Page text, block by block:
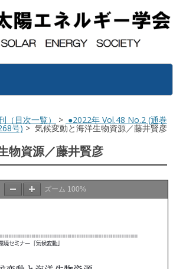
（目次一覧） > ●2022年 Vol.48 No.2 (通巻
号) > 気候変動と海洋生物資源／藤井賢彦
物資源／藤井賢彦
ズーム 100%